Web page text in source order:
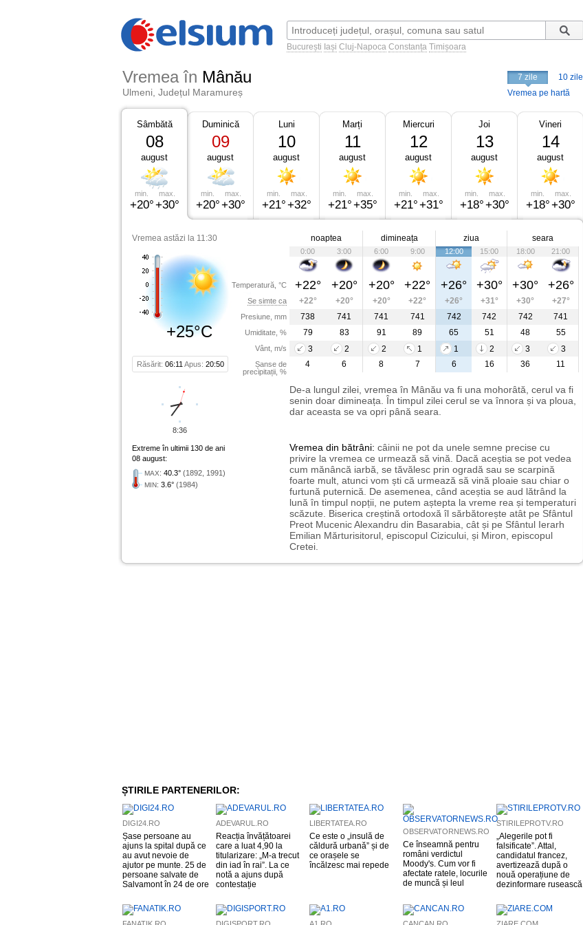
București Iași Cluj-Napoca Constanța Timișoara
Vremea în Mânău
Ulmeni, Județul Maramureș
7 zile
10 zile
Vremea pe hartă
Sâmbătă
08
august
min.
+20°
max.
+30°
Duminică
09
august
min.
+20°
max.
+30°
Luni
10
august
min.
+21°
max.
+32°
Marți
11
august
min.
+21°
max.
+35°
Miercuri
12
august
min.
+21°
max.
+31°
Joi
13
august
min.
+18°
max.
+30°
Vineri
14
august
min.
+18°
max.
+30°
Vremea astăzi la 11:30
+25°C
Răsărit: 06:11 Apus: 20:50
Temperatură, °C
Se simte ca
Presiune, mm
Umiditate, %
Vânt, m/s
Șanse de
precipitații, %
noaptea dimineața ziua seara
0:00 3:00 6:00 9:00 12:00 15:00 18:00 21:00
+22° +20° +20° +22° +26° +30° +30° +26°
+22° +20° +20° +22° +26° +31° +30°
+27°
738
741 741 741 742 742 742
741
79
83 91 89 65 51 48
55
3
2 2 1 1 2 3
3
4
6 8 7 6 16 36 11
De-a lungul zilei, vremea în Mânău va fi una mohorâtă, cerul va fi
senin doar dimineața. În timpul zilei cerul se va înnora și va ploua,
dar aceasta se va opri până seara.
Extreme în ultimii 130 de ani
08 august:
MAX: 40.3° (1892, 1991)
MIN: 3.6° (1984)
Vremea din bătrâni: câinii ne pot da unele semne precise cu
privire la vremea ce urmează să vină. Dacă aceștia se pot vedea
cum mănâncă iarbă, se tăvălesc prin ogradă sau se scarpină
foarte mult, atunci vom ști că urmează să vină ploaie sau chiar o
furtună puternică. De asemenea, când aceștia se aud lătrând la
lună în timpul nopții, ne putem aștepta la vreme rea și temperaturi
scăzute. Biserica creștină ortodoxă îl sărbătorește atât pe Sfântul
Preot Mucenic Alexandru din Basarabia, cât și pe Sfântul Ierarh
Emilian Mărturisitorul, episcopul Cizicului, și Miron, episcopul
Cretei.
8:36
ȘTIRILE PARTENERILOR:
DIGI24.RO
Șase persoane au
ajuns la spital după ce
au avut nevoie de
ajutor pe munte. 25 de
persoane salvate de
Salvamont în 24 de ore
ADEVARUL.RO
Reacția învățătoarei
care a luat 4,90 la
titularizare: „M-a trecut
din iad în rai”. La ce
notă a ajuns după
contestație
LIBERTATEA.RO
Ce este o „insulă de
căldură urbană” și de
ce orașele se
încălzesc mai repede
OBSERVATORNEWS.RO
Ce înseamnă pentru
români verdictul
Moody's. Cum vor fi
afectate ratele, locurile
de muncă și leul
STIRILEPROTV.RO
„Alegerile pot fi
falsificate”. Attal,
candidatul francez,
avertizează după o
nouă operațiune de
dezinformare rusească